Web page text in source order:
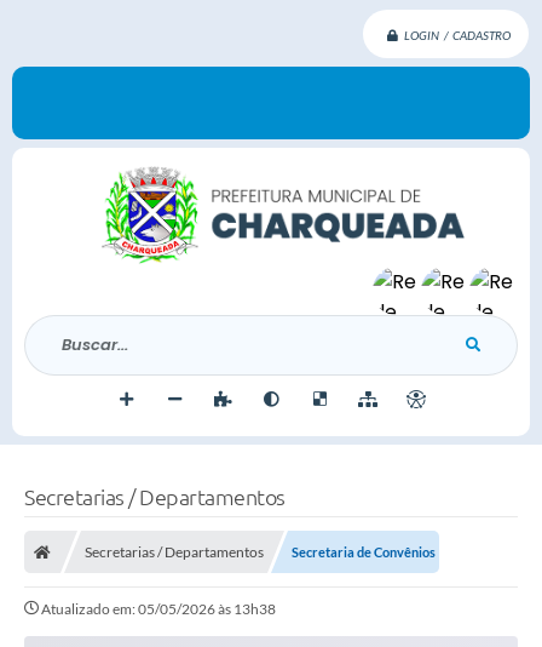
LOGIN / CADASTRO
Buscar...
Secretarias / Departamentos
Secretarias / Departamentos Secretaria de Convênios
Atualizado em: 05/05/2026 às 13h38